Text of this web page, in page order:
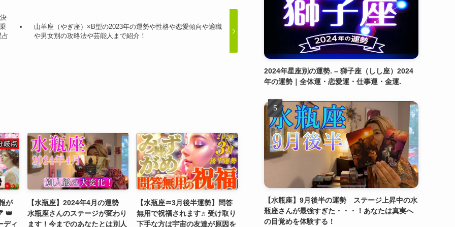
占
山羊座（やぎ座）×B型の2023年の運勢や性格や恋愛傾向や適職
や男女別の攻略法や芸能人まで紹介！
が
👑
ディ
【水瓶座】2024年4月の運勢
水瓶座さんのステージが変わり
ます！今までのあなたとは別人
【水瓶座♒3月後半運勢】問答
無用で祝福されます♬受け取り
下手な方は宇宙の友達が原因を
2024年星座別の運勢. – 獅子座（しし座）2024
年の運勢｜全体運・恋愛運・仕事運・金運.
【水瓶座】9月後半の運勢 ステージ上昇中の水
瓶座さんが最強すぎた・・・！あなたは真実へ
の目覚めを体験する！